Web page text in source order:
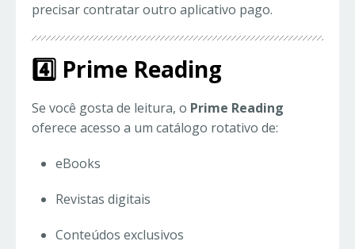
precisar contratar outro aplicativo pago.
4️⃣ Prime Reading
Se você gosta de leitura, o Prime Reading
oferece acesso a um catálogo rotativo de:
eBooks
Revistas digitais
Conteúdos exclusivos